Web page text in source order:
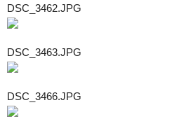
DSC_3462.JPG
DSC_3463.JPG
DSC_3466.JPG